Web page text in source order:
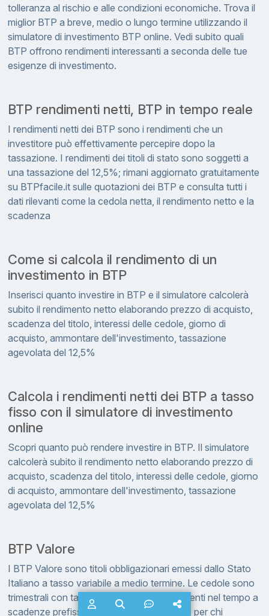
tolleranza al rischio e alle condizioni economiche. Trova il
miglior BTP a breve, medio o lungo termine utilizzando il
simulatore di investimento BTP online. Vedi subito quali
BTP offrono rendimenti interessanti a seconda delle tue
esigenze di investimento.
BTP rendimenti netti, BTP in tempo reale
I rendimenti netti dei BTP sono i rendimenti che un
investitore può effettivamente percepire dopo la
tassazione. I rendimenti dei titoli di stato sono soggetti a
una tassazione del 12,5%; rimani aggiornato gratuitamente
su BTPfacile.it sulle quotazioni dei BTP e consulta tutti i
dati rilevanti come la cedola netta, il rendimento netto e la
scadenza
Come si calcola il rendimento di un
investimento in BTP
Inserisci quanto investire in BTP e il simulatore calcolerà
subito il rendimento netto elaborando prezzo di acquisto,
scadenza del titolo, interessi delle cedole, giorno di
acquisto, ammontare dell'investimento, tassazione
agevolata del 12,5%
Calcola i rendimenti netti dei BTP a tasso
fisso con il simulatore di investimento
online
Scopri quanto può rendere investire in BTP. Il simulatore
calcolerà subito il rendimento netto elaborando prezzo di
acquisto, scadenza del titolo, interessi delle cedole, giorno
di acquisto, ammontare dell'investimento, tassazione
agevolata del 12,5%
BTP Valore
I BTP Valore sono titoli obbligazionari emessi dallo Stato
Italiano a tasso variabile a medio termine. Le cedole sono
trimestrali con tassi minimi garantiti e crescenti nel tempo a
scadenze prefissate. E' previsto un premio per chi